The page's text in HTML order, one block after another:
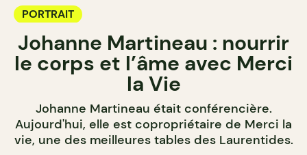
PORTRAIT
Johanne Martineau : nourrir
le corps et l’âme avec Merci
la Vie
Johanne Martineau était conférencière.
Aujourd'hui, elle est copropriétaire de Merci la
vie, une des meilleures tables des Laurentides.